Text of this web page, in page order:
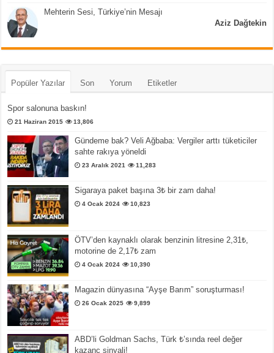
Mehterin Sesi, Türkiye’nin Mesajı
Aziz Dağtekin
Popüler Yazılar Son Yorum Etiketler
Spor salonuna baskın!
21 Haziran 2015 13,806
Gündeme bak? Veli Ağbaba: Vergiler arttı tüketiciler
sahte rakıya yöneldi
23 Aralık 2021 11,283
Sigaraya paket başına 3₺ bir zam daha!
4 Ocak 2024 10,823
ÖTV’den kaynaklı olarak benzinin litresine 2,31₺,
motorine de 2,17₺ zam
4 Ocak 2024 10,390
Magazin dünyasına “Ayşe Barım” soruşturması!
26 Ocak 2025 9,899
ABD’li Goldman Sachs, Türk ₺’sında reel değer
kazanç sinyali!